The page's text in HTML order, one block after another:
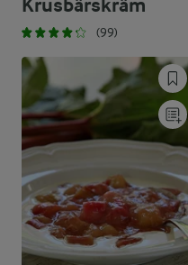
Krusbärskräm
(99)